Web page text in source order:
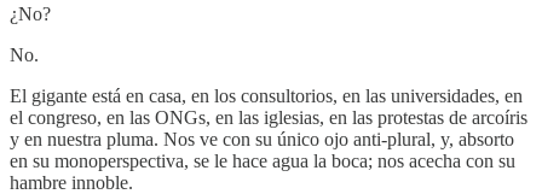
¿No?
No.
El gigante está en casa, en los consultorios, en las universidades, en
el congreso, en las ONGs, en las iglesias, en las protestas de arcoíris
y en nuestra pluma. Nos ve con su único ojo anti-plural, y, absorto
en su monoperspectiva, se le hace agua la boca; nos acecha con su
hambre innoble.